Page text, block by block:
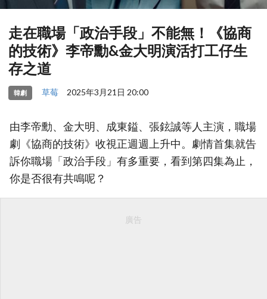
走在職場「政治手段」不能無！《協商
的技術》李帝勳&金大明演活打工仔生
存之道
韓劇 草莓 2025年3月21日 20:00
由李帝勳、金大明、成東鎰、張鉉誠等人主演，職場
劇《協商的技術》收視正週週上升中。劇情首集就告
訴你職場「政治手段」有多重要，看到第四集為止，
你是否很有共鳴呢？
廣告